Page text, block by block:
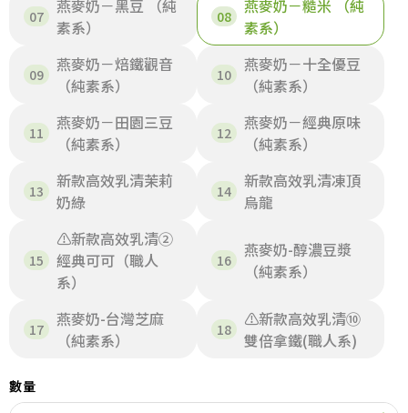
燕麥奶－黑豆 （純
素系）
燕麥奶－糙米 （純
素系）
燕麥奶－焙鐵觀音
（純素系）
燕麥奶－十全優豆
（純素系）
燕麥奶－田園三豆
（純素系）
燕麥奶－經典原味
（純素系）
新款高效乳清茉莉
奶綠
新款高效乳清凍頂
烏龍
⚠️新款高效乳清②
經典可可（職人
系）
燕麥奶-醇濃豆漿
（純素系）
燕麥奶-台灣芝麻
（純素系）
⚠️新款高效乳清⑩
雙倍拿鐵(職人系)
數量